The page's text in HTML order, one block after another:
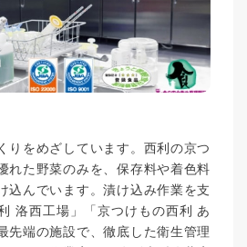
りをめざしています。西利の京つ
れた野菜のみを、保存料や着色料
込んでいます。漬け込み作業を支
洛西工場」「京つけもの西利 あ
先端の施設で、徹底した衛生管理